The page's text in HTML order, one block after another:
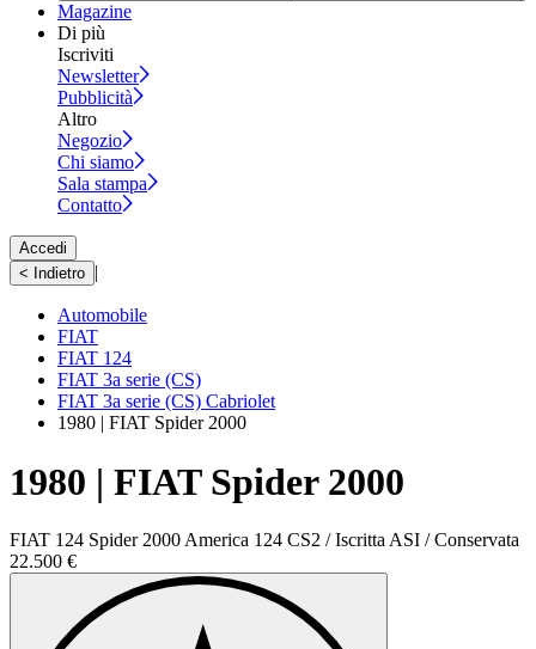
Magazine
Di più
Iscriviti
Newsletter
Pubblicità
Altro
Negozio
Chi siamo
Sala stampa
Contatto
Accedi
< Indietro |
Automobile
FIAT
FIAT 124
FIAT 3a serie (CS)
FIAT 3a serie (CS) Cabriolet
1980 | FIAT Spider 2000
1980 | FIAT Spider 2000
FIAT 124 Spider 2000 America 124 CS2 / Iscritta ASI / Conservata
22.500 €